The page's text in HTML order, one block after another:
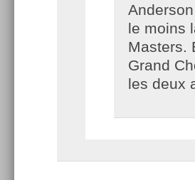
le moins
Masters.
Grand
les deux